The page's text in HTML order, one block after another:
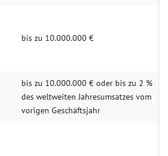
bis zu 10.000.000 €
bis zu 10.000.000 € oder bis zu 2 %
des weltweiten Jahresumsatzes vom
vorigen Geschäftsjahr